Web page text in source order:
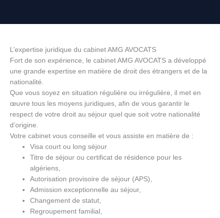
L’expertise juridique du cabinet AMG AVOCATS
Fort de son expérience, le cabinet AMG AVOCATS a développé
une grande expertise en matière de droit des étrangers et de la
nationalité.
Que vous soyez en situation régulière ou irrégulière, il met en
œuvre tous les moyens juridiques, afin de vous garantir le
respect de votre droit au séjour quel que soit votre nationalité
d’origine.
Votre cabinet vous conseille et vous assiste en matière de :
Visa court ou long séjour
Titre de séjour ou certificat de résidence pour les
algériens,
Autorisation provisoire de séjour (APS),
Admission exceptionnelle au séjour,
Changement de statut,
Regroupement familial,